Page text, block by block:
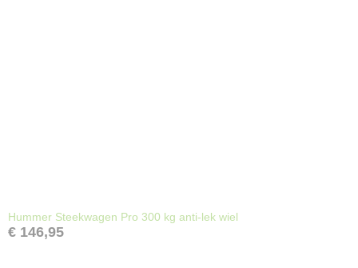
Hummer Steekwagen Pro 300 kg anti-lek wiel
€ 146,95